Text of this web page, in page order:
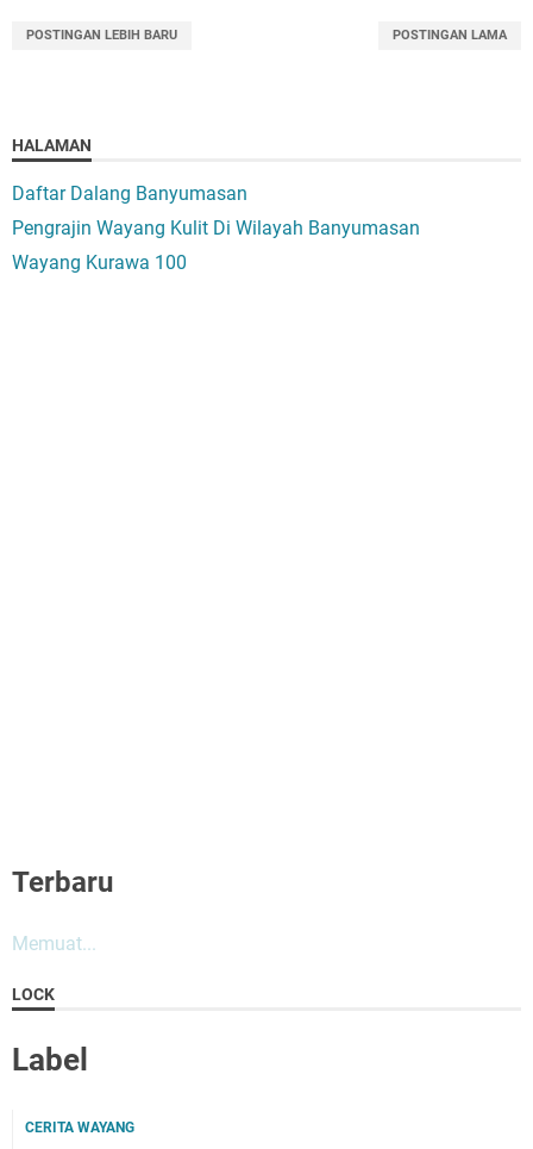
POSTINGAN LEBIH BARU POSTINGAN LAMA
HALAMAN
Daftar Dalang Banyumasan
Pengrajin Wayang Kulit Di Wilayah Banyumasan
Wayang Kurawa 100
Terbaru
Memuat...
LOCK
Label
CERITA WAYANG